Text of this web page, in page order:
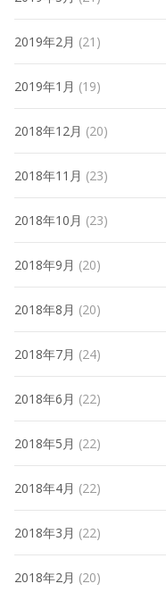
2019年2月 (21)
2019年1月 (19)
2018年12月 (20)
2018年11月 (23)
2018年10月 (23)
2018年9月 (20)
2018年8月 (20)
2018年7月 (24)
2018年6月 (22)
2018年5月 (22)
2018年4月 (22)
2018年3月 (22)
2018年2月 (20)